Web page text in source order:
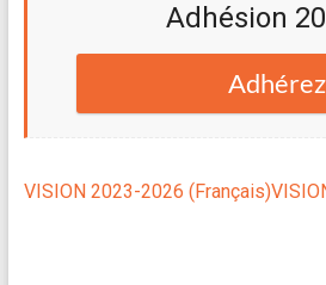
Adhésion
VISION 2023-2026 (Français)